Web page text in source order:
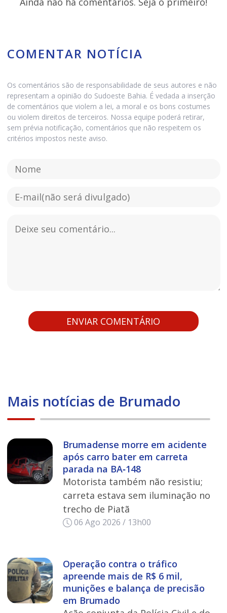
COMENTAR NOTÍCIA
Os comentários são de responsabilidade de seus autores e não
representam a opinião do Sudoeste Bahia. É vedada a inserção
de comentários que violem a lei, a moral e os bons costumes
ou violem direitos de terceiros. Nossa equipe poderá retirar,
sem prévia notificação, comentários que não respeitem os
critérios impostos neste aviso.
Mais notícias de Brumado
Brumadense morre em acidente
após carro bater em carreta
parada na BA‑148
Motorista também não resistiu;
carreta estava sem iluminação no
trecho de Piatã
06 Ago 2026 / 13h00
Operação contra o tráfico
apreende mais de R$ 6 mil,
munições e balança de precisão
em Brumado